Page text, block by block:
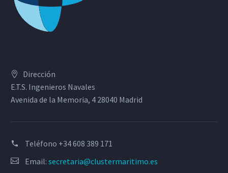
Dirección
E.T.S. Ingenieros Navales
Avenida de la Memoria, 4 28040 Madrid
Teléfono +34 608 389 171
Email: secretaria@clustermaritimo.es